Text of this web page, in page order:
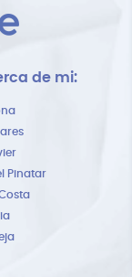
de mi:
Pinatar